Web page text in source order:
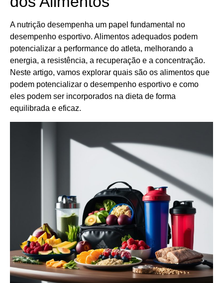
A nutrição desempenha um papel fundamental no
desempenho esportivo. Alimentos adequados podem
potencializar a performance do atleta, melhorando a
energia, a resistência, a recuperação e a concentração.
Neste artigo, vamos explorar quais são os alimentos que
podem potencializar o desempenho esportivo e como
eles podem ser incorporados na dieta de forma
equilibrada e eficaz.